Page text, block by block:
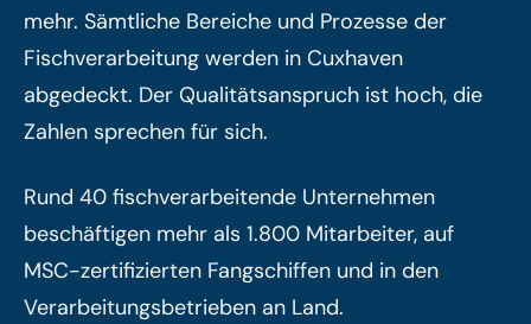
mehr. Sämtliche Bereiche und Prozesse der
Fischverarbeitung werden in Cuxhaven
abgedeckt. Der Qualitätsanspruch ist hoch, die
Zahlen sprechen für sich.
Rund 40 fischverarbeitende Unternehmen
beschäftigen mehr als 1.800 Mitarbeiter, auf
MSC-zertifizierten Fangschiffen und in den
Verarbeitungsbetrieben an Land.